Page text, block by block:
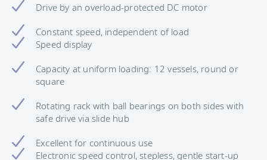
Drive by an overload-protected DC motor
Constant speed, independent of load
Speed display
Capacity at uniform loading: 12 vessels, round or
square
Rotating rack with ball bearings on both sides with
safe drive via slide hub
Excellent for continuous use
Electronic speed control, stepless, gentle start-up